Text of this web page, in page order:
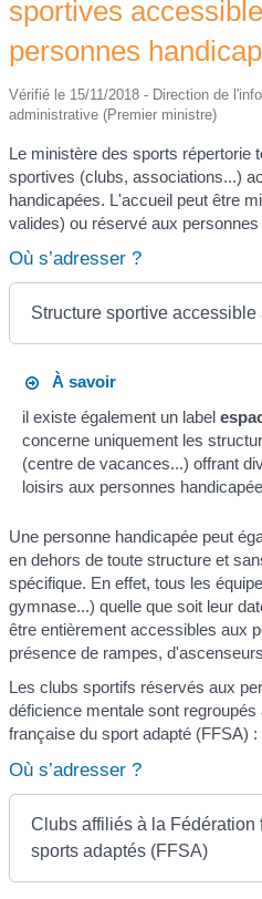
sportives
personnes
Vérifié le 15/11/2018 - Direction de
administrative (Premier ministre)
Le ministère des sports répertorie
sportives (clubs, associations...)
handicapées. L'accueil peut être
valides) ou réservé aux
Où s’adresser ?
Structure sportive
À savoir
il existe également un label
concerne uniquement les
(centre de vacances...) offrant
loisirs aux personnes
Une personne handicapée peut
en dehors de toute structure et
spécifique. En effet, tous les
gymnase...) quelle que soit leur
être entièrement accessibles aux
présence de rampes,
Les clubs sportifs réservés aux
déficience mentale sont
française du sport adapté (FFSA) :
Où s’adresser ?
Clubs affiliés à la Fédération
sports adaptés (FFSA)